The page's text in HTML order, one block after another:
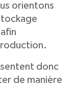
orientons
donc
de manière